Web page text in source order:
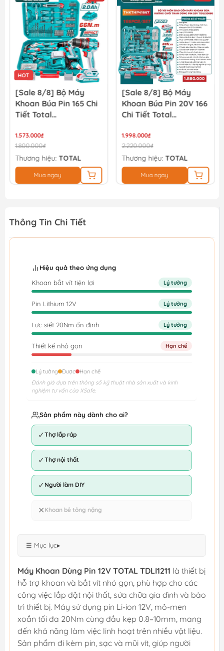
133.000₫ 140.000₫
HOT
[Sale 8/8] Bộ Máy
Khoan Búa Pin 165 Chi
Tiết Total
1.573.000₫
1.800.000₫
Thương hiệu: TOTAL
Mua ngay
[Sale 8/8] Bộ Máy
Khoan Búa Pin 20V 166
Chi Tiết Total
THKTHP41667
1.998.000₫
2.220.000₫
Thương hiệu:TOTAL
Mua ngay
Thông Tin Chi Tiết
Hiệu quả theo ứng dụng
Khoan bắt vít tiện lợi
Lý tưởng
Pin Lithium 12V Lý tưởng
Lực siết 20Nm ổn định Lý tưởng
Thiết kế nhỏ gọn Hạn chế
Lý tưởng Được
Hạn chế
Đánh giá dựa trên thông số kỹ thuật nhà sản xuất và kinh
nghiệm tư vấn của XSafe.
Sản phẩm này dành cho ai?
✓Thợ lắp ráp
✓Thợ nội thất
✓ Người làm DIY
✕ Khoan bê tông nặng
☰ Mục lục▸
Máy Khoan Dùng Pin 12V TOTAL TDLI1211 là thiết bị
hỗ trợ khoan và bắt vít nhỏ gọn, phù hợp cho các
công việc lắp đặt nội thất, sửa chữa gia đình và bảo
trì thiết bị. Máy sử dụng pin Li-ion 12V, mô-men
xoắn tối đa 20Nm cùng đầu kẹp 0.8–10mm, mang
đến khả năng làm việc linh hoạt trên nhiều vật liệu.
Sản phẩm đi kèm pin, sạc và mũi vít, giúp người